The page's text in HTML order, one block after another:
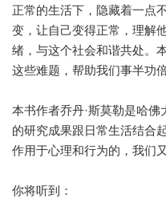
正常的生活下，隐藏着一点
变，让自己变得正常，理解
绪，与这个社会和谐共处。
这些难题，帮助我们事半功倍
本书作者乔丹·斯莫勒是哈
的研究成果跟日常生活结合
作用于心理和行为的，我们
你将听到：